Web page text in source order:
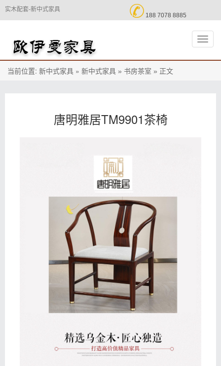
实木配套-新中式家具  188 7078 8885
切
换
导
当前位置: 新中式家具 » 新中式家具 » 书房茶室 » 正文
唐明雅居TM9901茶椅